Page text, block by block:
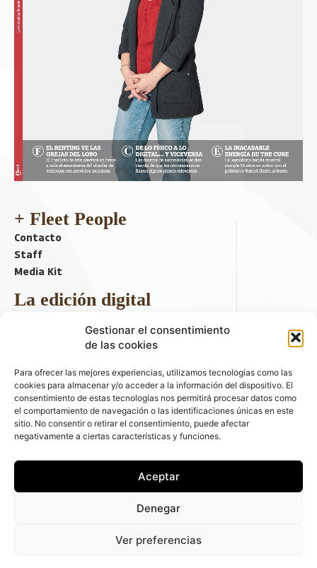
Gestionar el consentimiento
de las cookies
Para ofrecer las mejores experiencias, utilizamos tecnologías como las
cookies para almacenar y/o acceder a la información del dispositivo. El
consentimiento de estas tecnologías nos permitirá procesar datos como
el comportamiento de navegación o las identificaciones únicas en este
sitio. No consentir o retirar el consentimiento, puede afectar
negativamente a ciertas características y funciones.
Aceptar
Denegar
Ver preferencias
+ Fleet People
Contacto
Staff
Media Kit
La edición digital
Descargar último ejemplar
ir a hemeroteca
+ Contenido en redes sociales
automóviles - C/ Fernández de la Hoz 70, 1ºB - 28003 - Madrid
fleetpeople@fleetpeople.es